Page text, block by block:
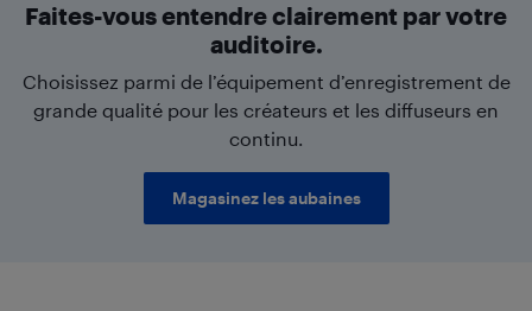
Faites-vous entendre clairement par votre
auditoire.
Choisissez parmi de l’équipement d’enregistrement de
grande qualité pour les créateurs et les diffuseurs en
continu.
Magasinez les aubaines